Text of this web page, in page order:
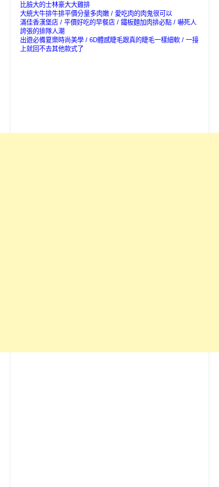
比臉大的士林豪大大雞排
大統大牛排牛排平價分量多肉嫩 / 愛吃肉的肉鬼很可以
滿佳香漢堡店 / 平價好吃的早餐店 / 鐵板麵加肉排必點 / 嚇死人
誇張的排隊人潮
出遊必備夏樂時尚美學 / 6D體感睫毛跟真的睫毛一樣細軟 / 一接
上就回不去其他款式了